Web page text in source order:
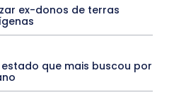
São Paulo SARAMPO
SEGURANÇA
TECNOLOGIA
TIC TAC
Mais
ex-donos de terras
que mais buscou por